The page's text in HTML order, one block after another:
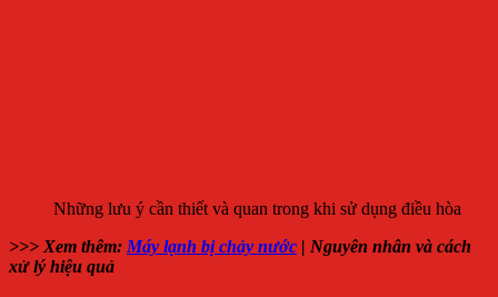
Những lưu ý cần thiết và quan trong khi sử dụng điều hòa
>>> Xem thêm: Máy lạnh bị chảy nước | Nguyên nhân và cách
xử lý hiệu quả